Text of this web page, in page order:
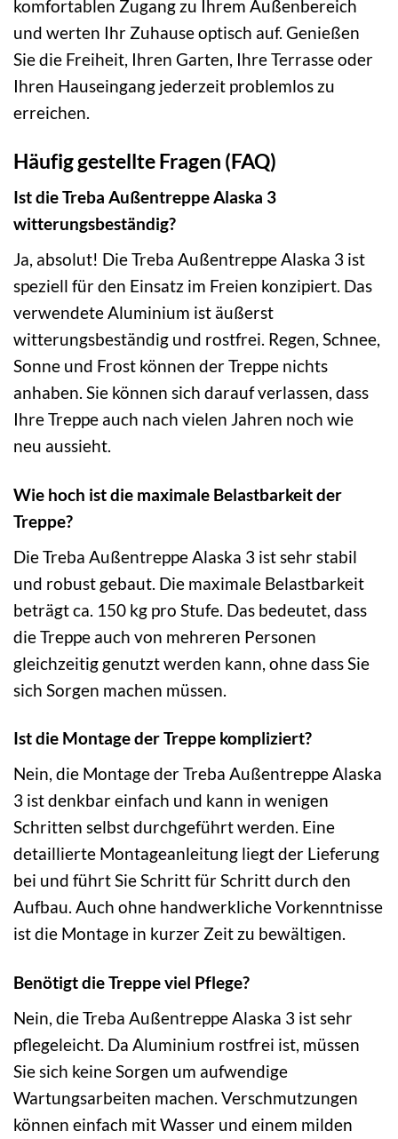
komfortablen Zugang zu Ihrem Außenbereich
und werten Ihr Zuhause optisch auf. Genießen
Sie die Freiheit, Ihren Garten, Ihre Terrasse oder
Ihren Hauseingang jederzeit problemlos zu
erreichen.
Häufig gestellte Fragen (FAQ)
Ist die Treba Außentreppe Alaska 3
witterungsbeständig?
Ja, absolut! Die Treba Außentreppe Alaska 3 ist
speziell für den Einsatz im Freien konzipiert. Das
verwendete Aluminium ist äußerst
witterungsbeständig und rostfrei. Regen, Schnee,
Sonne und Frost können der Treppe nichts
anhaben. Sie können sich darauf verlassen, dass
Ihre Treppe auch nach vielen Jahren noch wie
neu aussieht.
Wie hoch ist die maximale Belastbarkeit der
Treppe?
Die Treba Außentreppe Alaska 3 ist sehr stabil
und robust gebaut. Die maximale Belastbarkeit
beträgt ca. 150 kg pro Stufe. Das bedeutet, dass
die Treppe auch von mehreren Personen
gleichzeitig genutzt werden kann, ohne dass Sie
sich Sorgen machen müssen.
Ist die Montage der Treppe kompliziert?
Nein, die Montage der Treba Außentreppe Alaska
3 ist denkbar einfach und kann in wenigen
Schritten selbst durchgeführt werden. Eine
detaillierte Montageanleitung liegt der Lieferung
bei und führt Sie Schritt für Schritt durch den
Aufbau. Auch ohne handwerkliche Vorkenntnisse
ist die Montage in kurzer Zeit zu bewältigen.
Benötigt die Treppe viel Pflege?
Nein, die Treba Außentreppe Alaska 3 ist sehr
pflegeleicht. Da Aluminium rostfrei ist, müssen
Sie sich keine Sorgen um aufwendige
Wartungsarbeiten machen. Verschmutzungen
können einfach mit Wasser und einem milden